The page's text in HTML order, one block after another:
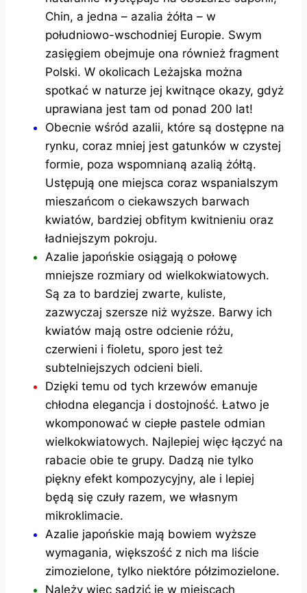
Chin, a jedna – azalia żółta – w
południowo-wschodniej Europie. Swym
zasięgiem obejmuje ona również fragment
Polski. W okolicach Leżajska można
spotkać w naturze jej kwitnące okazy, gdyż
uprawiana jest tam od ponad 200 lat!
Obecnie wśród azalii, które są dostępne na
rynku, coraz mniej jest gatunków w czystej
formie, poza wspomnianą azalią żółtą.
Ustępują one miejsca coraz wspanialszym
mieszańcom o ciekawszych barwach
kwiatów, bardziej obfitym kwitnieniu oraz
ładniejszym pokroju.
Azalie japońskie osiągają o połowę
mniejsze rozmiary od wielkokwiatowych.
Są za to bardziej zwarte, kuliste,
zazwyczaj szersze niż wyższe. Barwy ich
kwiatów mają ostre odcienie różu,
czerwieni i fioletu, sporo jest też
subtelniejszych odcieni bieli.
Dzięki temu od tych krzewów emanuje
chłodna elegancja i dostojność. Łatwo je
wkomponować w ciepłe pastele odmian
wielkokwiatowych. Najlepiej więc łączyć na
rabacie obie te grupy. Dadzą nie tylko
piękny efekt kompozycyjny, ale i lepiej
będą się czuły razem, we własnym
mikroklimacie.
Azalie japońskie mają bowiem wyższe
wymagania, większość z nich ma liście
zimozielone, tylko niektóre półzimozielone.
Należy więc sadzić je w miejscach